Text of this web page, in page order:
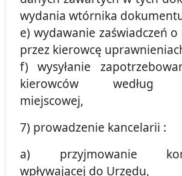
wydania wtórnika
e) wydawanie zaświadczeń
przez kierowcę
f) wysyłanie
kierowców według
miejscowej,
7) prowadzenie kancelarii :
a) przyjmowanie
wpływającej do Urzędu,